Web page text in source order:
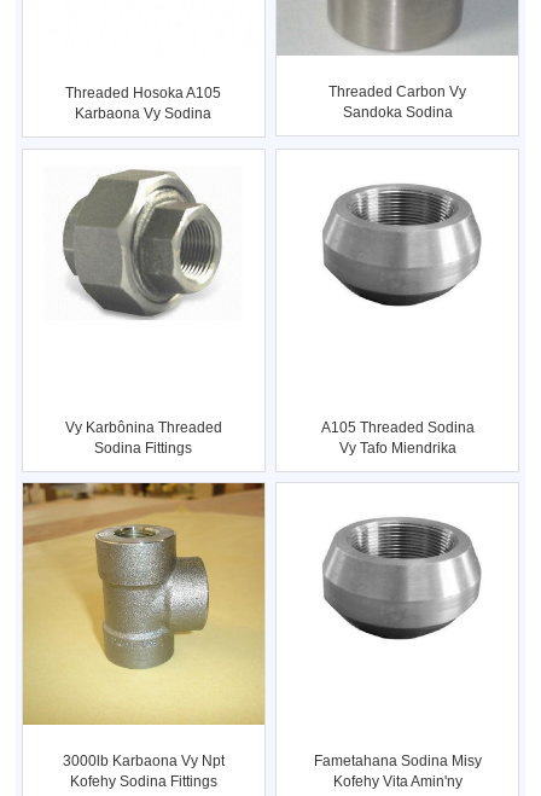
Threaded Hosoka A105
Karbaona Vy Sodina
Fitting
Threaded Carbon Vy
Sandoka Sodina
Miendrika Mpanondrana
Vy Karbônina Threaded
Sodina Fittings
A105 Threaded Sodina
Vy Tafo Miendrika
Manjavozavo ...
3000lb Karbaona Vy Npt
Kofehy Sodina Fittings
Fametahana Sodina Misy
Kofehy Vita Amin'ny